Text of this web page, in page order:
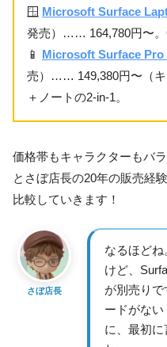
🪟 Microsoft Surface
発売）…… 164,780円〜。
📱 Microsoft Surface Pro
売）…… 149,380円〜（キ
＋ノートの2-in-1。
価格帯もキャラクターもバ
とさぼ店長の20年の販売経
比較していきます！
さぼ店長
なるほど
けど、
が別売り
ードがな
に、最初